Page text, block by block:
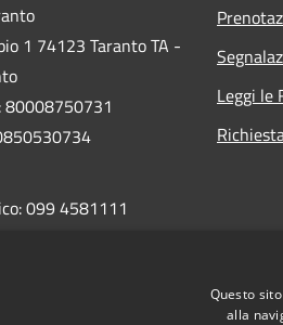
1 74123 Taranto TA -
80008750731
099 4581111
Leggi le
Questo
alla